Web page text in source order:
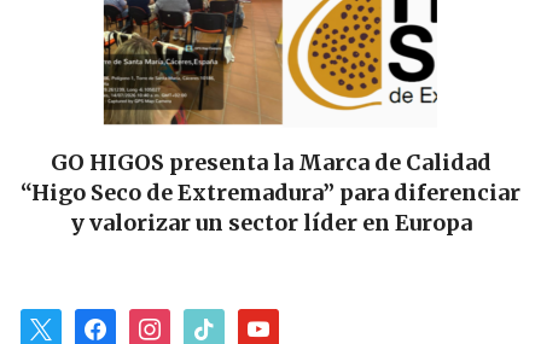
GO HIGOS presenta la Marca de Calidad
“Higo Seco de Extremadura” para diferenciar
y valorizar un sector líder en Europa
facebookinstagram
tiktok youtube